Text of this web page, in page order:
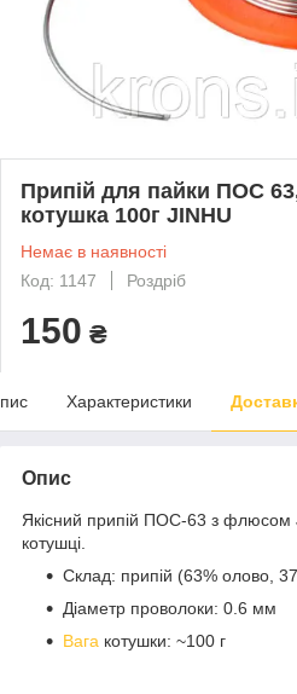
Припій для пайки ПОС
котушка 100г JINHU
Немає в наявності
Код: 1147
Роздріб
150 ₴
Характеристики
Опис
Якісний припій ПОС-63 з флюсом
котушці.
Склад: припій (63% олово,
Діаметр проволоки: 0.6 мм
Вага котушки: ~100 г